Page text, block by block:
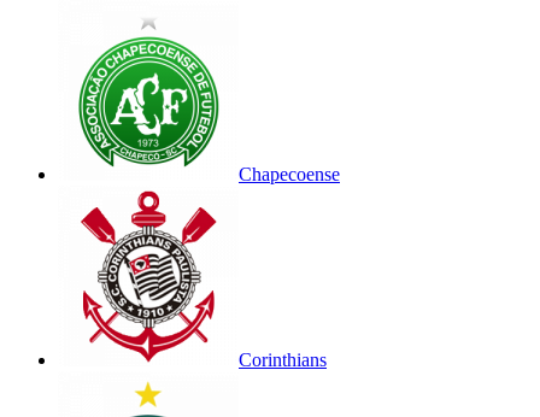
Chapecoense
Corinthians